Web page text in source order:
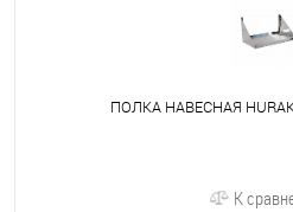
ПОЛКА НАВЕСНАЯ
К